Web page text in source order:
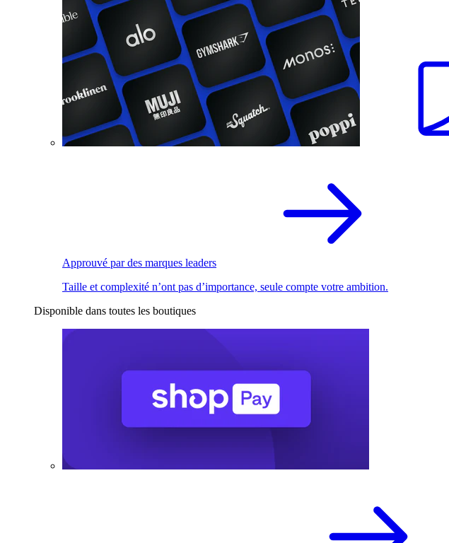
Approuvé par des marques leaders
Taille et complexité n’ont pas d’importance, seule compte votre ambition.
Disponible dans toutes les boutiques